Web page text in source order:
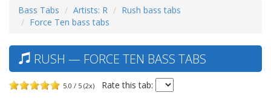
Bass Tabs Artists: R
Rush bass tabs
Force Ten bass tabs
RUSH — FORCE TEN BASS TABS
5.0 / 5 (2x) Rate this tab: